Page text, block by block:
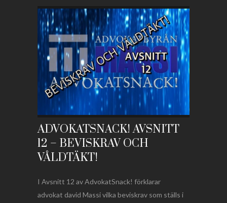
ADVOKATSNACK! AVSNITT
12 – BEVISKRAV OCH
VÅLDTÄKT!
I Avsnitt 12 av AdvokatSnack! förklarar
advokat david Massi vilka beviskrav som ställs i